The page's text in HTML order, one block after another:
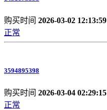
购买时间 2026-03-02 12:13:59
正常
3594895398
购买时间 2026-03-04 02:29:15
正常